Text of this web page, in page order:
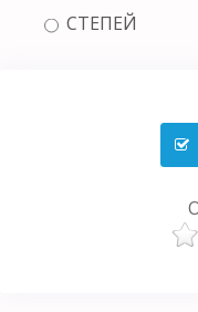
СТЕПЕЙ